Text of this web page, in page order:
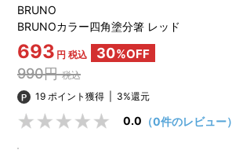
BRUNO
BRUNOカラー四角塗分箸 レッド
693 円 税込 30%OFF
990円税込
19 ポイント獲得
3%還元
0.0 （0件のレビュー）